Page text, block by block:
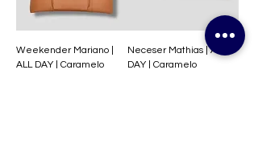
Weekender Mariano |
ALL DAY | Caramelo
Neceser Mathias | ALL
DAY | Caramelo